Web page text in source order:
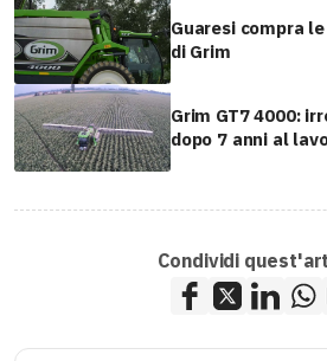
Guaresi compra
di Grim
Grim GT7 4000:
dopo 7 anni al
Condividi